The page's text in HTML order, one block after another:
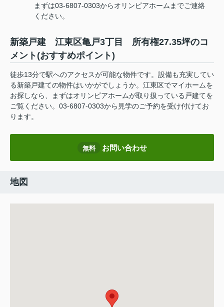
まずは03-6807-0303からオリンピアホームまでご連絡
ください。
新築戸建 江東区亀戸3丁目 所有権27.35坪のコ
メント(おすすめポイント)
徒歩13分で駅へのアクセスが可能な物件です。設備も充実してい
る新築戸建ての物件はいかがでしょうか。江東区でマイホームを
お探しなら、まずはオリンピアホームが取り扱っている戸建てを
ご覧ください。03-6807-0303から見学のご予約を受け付けてお
ります。
無料 お問い合わせ
地図